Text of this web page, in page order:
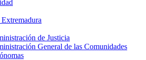
de Justicia
General de las Comunidades